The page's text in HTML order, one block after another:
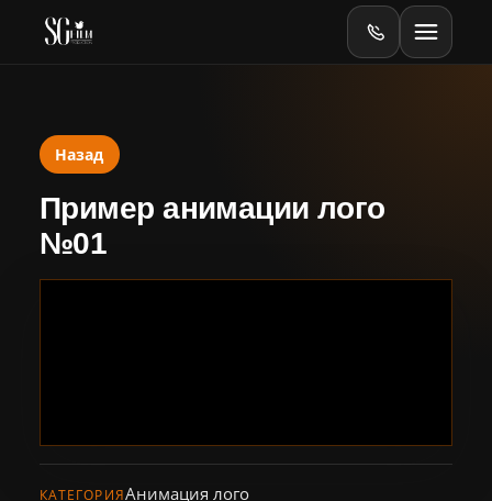
Главная
Оборудование
Online
Персонал
Назад
Пример анимации лого
№01
КАТЕГОРИЯАнимация лого